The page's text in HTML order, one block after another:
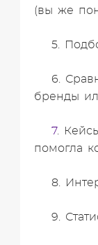
(вы же
5.
6.
бренды
7.
помогла
8.
9.